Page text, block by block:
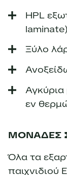
HPL
laminate)
Ξύλο
εν
ΜΟΝΑΔΕΣ
Όλα τα
παιχνιδιού